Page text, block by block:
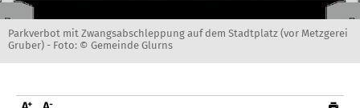
Parkverbot mit Zwangsabschleppung auf dem Stadtplatz (vor Metzgerei
Gruber) - Foto: © Gemeinde Glurns